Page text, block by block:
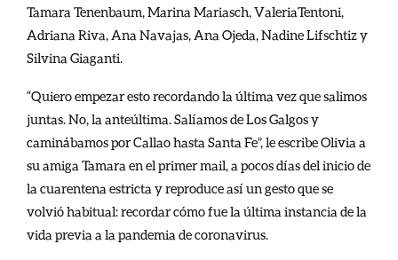
Tamara Tenenbaum, Marina Mariasch, ValeriaTentoni,
Adriana Riva, Ana Navajas, Ana Ojeda, Nadine Lifschtiz y
Silvina Giaganti.
“Quiero empezar esto recordando la última vez que salimos
juntas. No, la anteúltima. Salíamos de Los Galgos y
caminábamos por Callao hasta Santa Fe”, le escribe Olivia a
su amiga Tamara en el primer mail, a pocos días del inicio de
la cuarentena estricta y reproduce así un gesto que se
volvió habitual: recordar cómo fue la última instancia de la
vida previa a la pandemia de coronavirus.